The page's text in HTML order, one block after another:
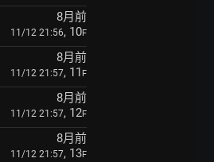
8月前
11/12 21:56, 10F
8月前
11/12 21:57, 11 F
8月前
11/12 21:57, 12F
8月前
11/12 21:57, 13F